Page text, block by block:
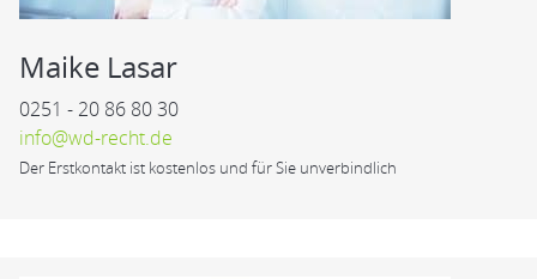
Maike Lasar
0251 - 20 86 80 30
info@wd-recht.de
Der Erstkontakt ist kostenlos und für Sie unverbindlich